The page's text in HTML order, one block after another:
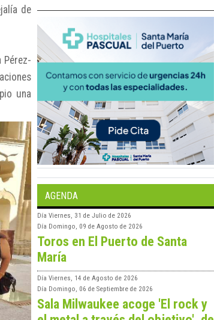
de
Pérez-
una
AGENDA
Día Viernes, 31 de Julio de 2026
Día Domingo, 09 de Agosto de 2026
Toros en El Puerto de Santa
María
Día Viernes, 14 de Agosto de 2026
Día Domingo, 06 de Septiembre de 2026
Sala Milwaukee acoge 'El rock y